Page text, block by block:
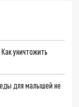
уничтожить
для малышей не